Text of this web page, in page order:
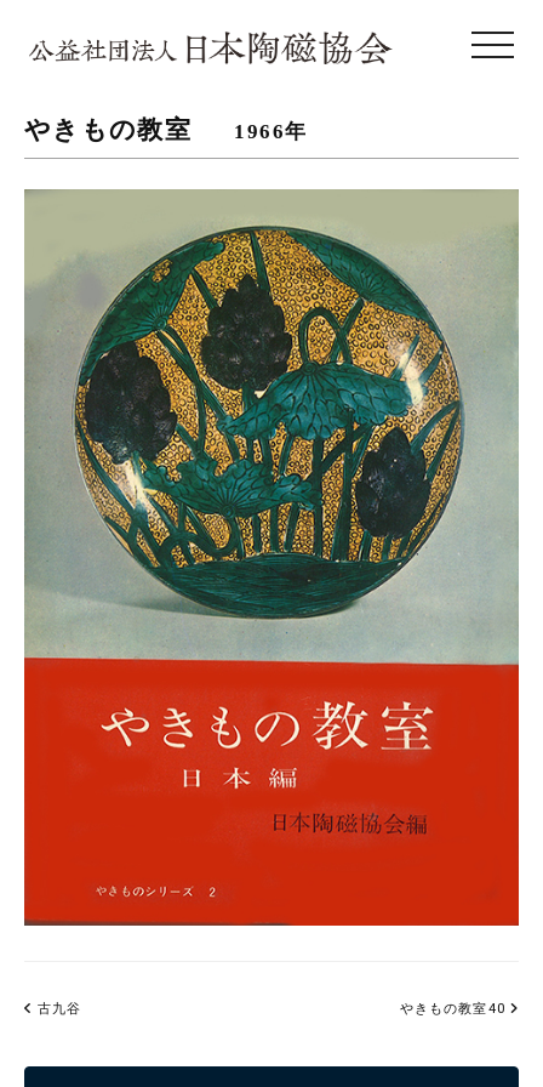
toggle
やきもの教室 1966年
古九谷 やきもの教室40